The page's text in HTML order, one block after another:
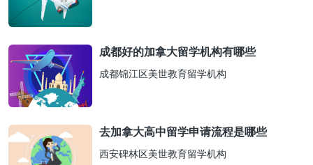
成都好的加拿大留学机构有哪些
成都锦江区美世教育留学机构
去加拿大高中留学申请流程是哪些
西安碑林区美世教育留学机构